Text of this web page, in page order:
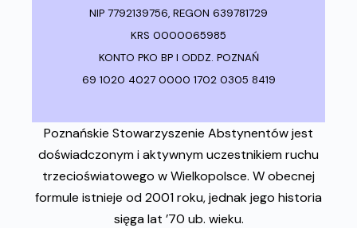
Poznańskie Stowarzyszenie Abstynentów jest
doświadczonym i aktywnym uczestnikiem ruchu
trzecioświatowego w Wielkopolsce. W obecnej
formule istnieje od 2001 roku, jednak jego historia
sięga lat ’70 ub. wieku.
NIP 7792139756, REGON 639781729
KRS 0000065985
KONTO PKO BP I ODDZ. POZNAŃ
69 1020 4027 0000 1702 0305 8419